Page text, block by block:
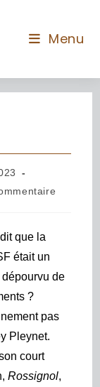
Menu
que la
était un
de
?
pas
Pleynet.
court
Rossignol,